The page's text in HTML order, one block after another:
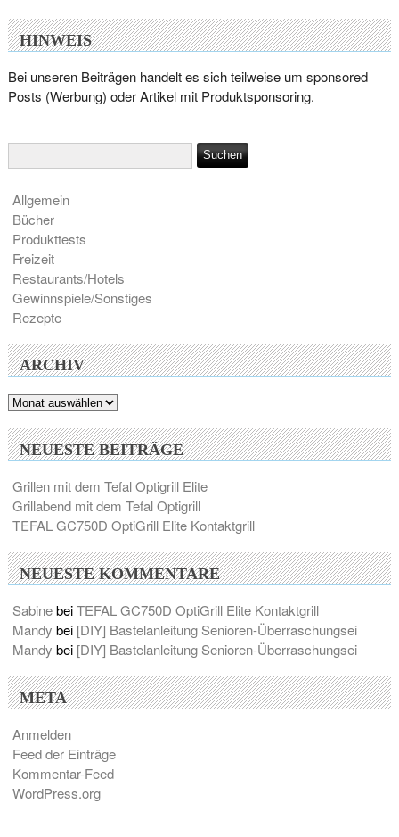
HINWEIS
Bei unseren Beiträgen handelt es sich teilweise um sponsored
Posts (Werbung) oder Artikel mit Produktsponsoring.
Allgemein
Bücher
Produkttests
Freizeit
Restaurants/Hotels
Gewinnspiele/Sonstiges
Rezepte
ARCHIV
Archiv
NEUESTE BEITRÄGE
Grillen mit dem Tefal Optigrill Elite
Grillabend mit dem Tefal Optigrill
TEFAL GC750D OptiGrill Elite Kontaktgrill
NEUESTE KOMMENTARE
SabinebeiTEFAL GC750D OptiGrill Elite Kontaktgrill
Mandy bei [DIY] Bastelanleitung Senioren-Überraschungsei
Mandy bei [DIY] Bastelanleitung Senioren-Überraschungsei
META
Anmelden
Feed der Einträge
Kommentar-Feed
WordPress.org